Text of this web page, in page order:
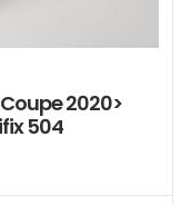
2020>
504